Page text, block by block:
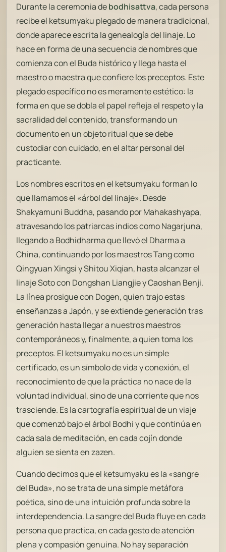
Durante la ceremonia debodhisattva, cada persona
recibe el ketsumyaku plegado de manera tradicional,
donde aparece escrita la genealogía del linaje. Lo
hace en forma de una secuencia de nombres que
comienza con el Buda histórico y llega hasta el
maestro o maestra que confiere los preceptos. Este
plegado específico no es meramente estético: la
forma en que se dobla el papel refleja el respeto y la
sacralidad del contenido, transformando un
documento en un objeto ritual que se debe
custodiar con cuidado, en el altar personal del
practicante.
Los nombres escritos en el ketsumyaku forman lo
que llamamos el «árbol del linaje». Desde
Shakyamuni Buddha, pasando por Mahakashyapa,
atravesando los patriarcas indios como Nagarjuna,
llegando a Bodhidharma que llevó el Dharma a
China, continuando por los maestros Tang como
Qingyuan Xingsi y Shitou Xiqian, hasta alcanzar el
linaje Soto con Dongshan Liangjie y Caoshan Benji.
La línea prosigue con Dogen, quien trajo estas
enseñanzas a Japón, y se extiende generación tras
generación hasta llegar a nuestros maestros
contemporáneos y, finalmente, a quien toma los
preceptos. El ketsumyaku no es un simple
certificado, es un símbolo de vida y conexión, el
reconocimiento de que la práctica no nace de la
voluntad individual, sino de una corriente que nos
trasciende. Es la cartografía espiritual de un viaje
que comenzó bajo el árbol Bodhi y que continúa en
cada sala de meditación, en cada cojín donde
alguien se sienta en zazen.
Cuando decimos que el ketsumyaku es la «sangre
del Buda», no se trata de una simple metáfora
poética, sino de una intuición profunda sobre la
interdependencia. La sangre del Buda fluye en cada
persona que practica, en cada gesto de atención
plena y compasión genuina. No hay separación